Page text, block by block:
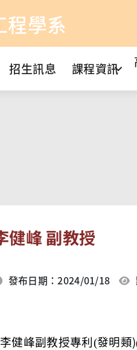
程學系
招生訊息 課程資訊
健峰 副教授
發布日期：2024/01/18
李健峰副教授專利(發明類)